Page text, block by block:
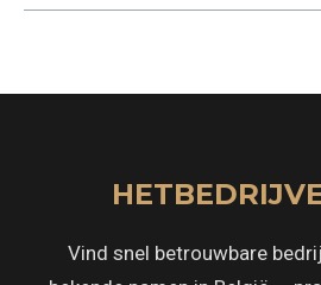
Vind snel betrouwbare